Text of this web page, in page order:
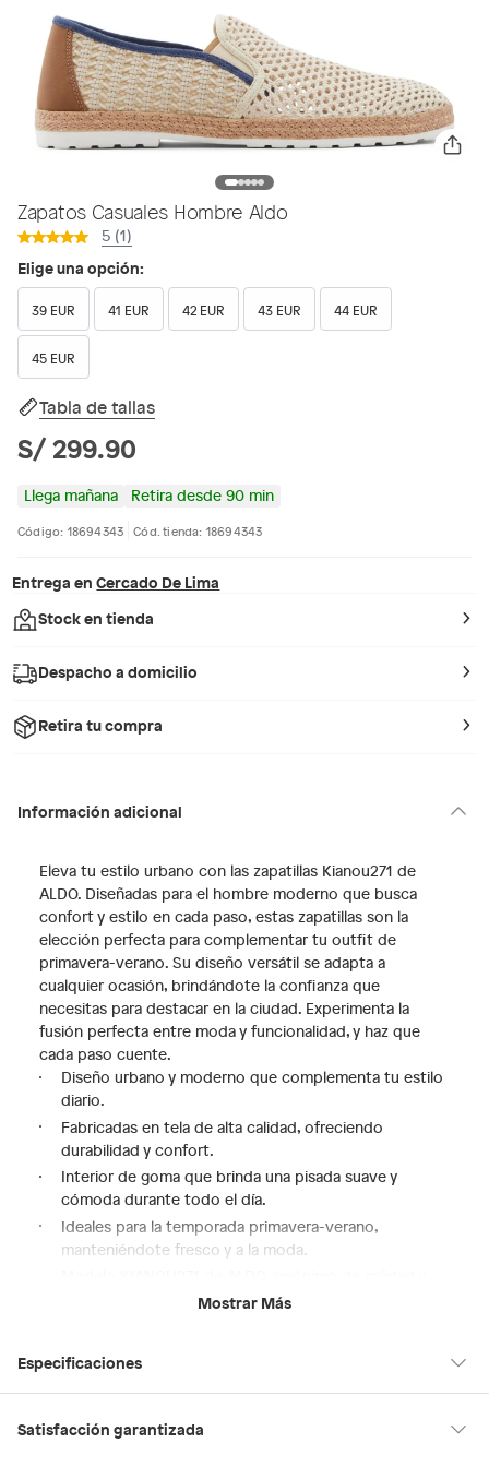
Zapatos Casuales Hombre Aldo
5 (1)
Elige una opción:
39 EUR 41 EUR 42 EUR 43 EUR 44 EUR
45 EUR
Tabla de tallas
S/ 299.90
Llega mañana Retira desde 90 min
Código: 18694343 Cód. tienda: 18694343
Entrega en Cercado De Lima
Stock en tienda
Despacho a domicilio
Retira tu compra
Información adicional
Eleva tu estilo urbano con las zapatillas Kianou271 de
ALDO. Diseñadas para el hombre moderno que busca
confort y estilo en cada paso, estas zapatillas son la
elección perfecta para complementar tu outfit de
primavera-verano. Su diseño versátil se adapta a
cualquier ocasión, brindándote la confianza que
necesitas para destacar en la ciudad. Experimenta la
fusión perfecta entre moda y funcionalidad, y haz que
cada paso cuente.
Diseño urbano y moderno que complementa tu estilo
diario.
Fabricadas en tela de alta calidad, ofreciendo
durabilidad y confort.
Interior de goma que brinda una pisada suave y
cómoda durante todo el día.
Ideales para la temporada primavera-verano,
manteniéndote fresco y a la moda.
estilo en calzado masculino.
Mostrar Más
Especificaciones
Género
Satisfacción garantizada